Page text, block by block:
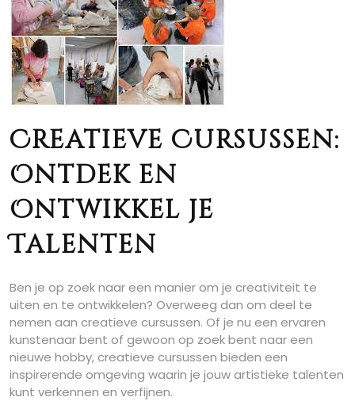
Creatieve Cursussen:
Ontdek en
Ontwikkel je
Talenten
Ben je op zoek naar een manier om je creativiteit te
uiten en te ontwikkelen? Overweeg dan om deel te
nemen aan creatieve cursussen. Of je nu een ervaren
kunstenaar bent of gewoon op zoek bent naar een
nieuwe hobby, creatieve cursussen bieden een
inspirerende omgeving waarin je jouw artistieke talenten
kunt verkennen en verfijnen.